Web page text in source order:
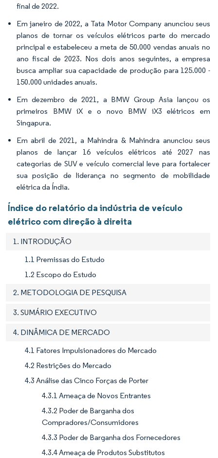
final de 2022.
Em janeiro de 2022, a Tata Motor Company anunciou seus
planos de tornar os veículos elétricos parte do mercado
principal e estabeleceu a meta de 50.000 vendas anuais no
ano fiscal de 2023. Nos dois anos seguintes, a empresa
busca ampliar sua capacidade de produção para 125.000 -
150.000 unidades anuais.
Em dezembro de 2021, a BMW Group Asia lançou os
primeiros BMW iX e o novo BMW iX3 elétricos em
Singapura.
Em abril de 2021, a Mahindra & Mahindra anunciou seus
planos de lançar 16 veículos elétricos até 2027 nas
categorias de SUV e veículo comercial leve para fortalecer
sua posição de liderança no segmento de mobilidade
elétrica da Índia.
Índice do relatório da indústria de veículo
elétrico com direção à direita
1. INTRODUÇÃO
1.1 Premissas do Estudo
1.2 Escopo do Estudo
2. METODOLOGIA DE PESQUISA
3. SUMÁRIO EXECUTIVO
4. DINÂMICA DE MERCADO
4.1 Fatores Impulsionadores do Mercado
4.2 Restrições do Mercado
4.3 Análise das Cinco Forças de Porter
4.3.1 Ameaça de Novos Entrantes
4.3.2 Poder de Barganha dos
Compradores/Consumidores
4.3.3 Poder de Barganha dos Fornecedores
4.3.4 Ameaça de Produtos Substitutos